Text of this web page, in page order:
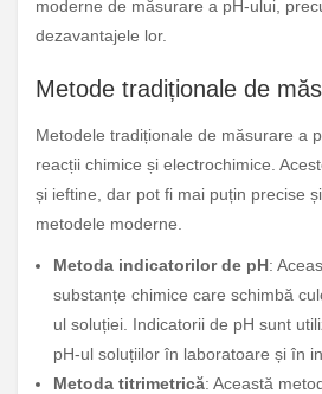
moderne de măsurare a pH-ului,
dezavantajele lor.
Metode tradiționale de
Metodele tradiționale de măsurare a
reacții chimice și electrochimice.
și ieftine, dar pot fi mai puțin precise
metodele moderne.
Metoda indicatorilor de pH:
substanțe chimice care schimbă
ul soluției. Indicatorii de pH sunt
pH-ul soluțiilor în laboratoare și în
Metoda titrimetrică: Această